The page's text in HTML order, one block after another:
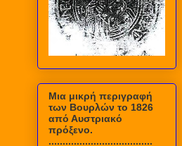
Mια μικρή περιγραφή
των Βουρλών το 1826
από Αυστριακό
πρόξενο.
.....................................